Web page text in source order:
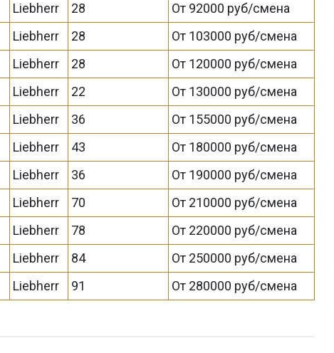
Liebherr 28
От 92000 руб/смена
Liebherr 28
От 103000 руб/смена
Liebherr 28
От 120000 руб/смена
Liebherr 22
От 130000 руб/смена
Liebherr 36
От 155000 руб/смена
Liebherr 43
От 180000 руб/смена
Liebherr 36
От 190000 руб/смена
Liebherr 70
От 210000 руб/смена
Liebherr 78
От 220000 руб/смена
Liebherr 84
От 250000 руб/смена
Liebherr 91 От 280000 руб/смена